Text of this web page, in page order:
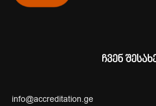
ჩვენ
info@accreditation.ge